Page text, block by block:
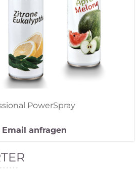
PowerSpray
Email anfragen